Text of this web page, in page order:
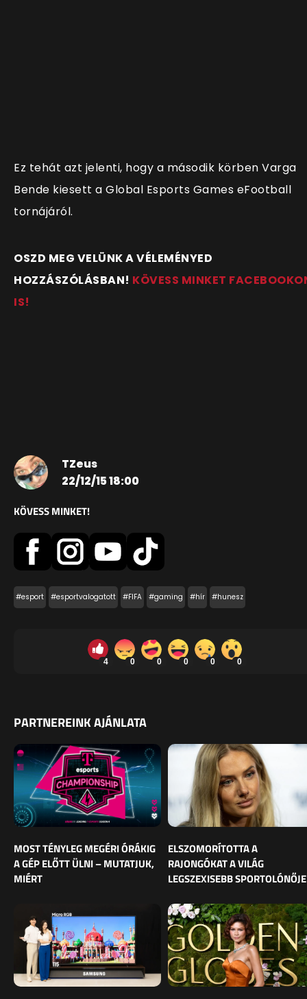
Ez tehát azt jelenti, hogy a második körben Varga
Bende kiesett a Global Esports Games eFootball
tornájáról.
OSZD MEG VELÜNK A VÉLEMÉNYED
HOZZÁSZÓLÁSBAN! KÖVESS MINKET
IS!
TZeus
22/12/15 18:00
KÖVESS MINKET!
#esport #esportvalogatott #FIFA #gaming #hír #hunesz
4 0 0 0 0 0
PARTNEREINK AJÁNLATA
MOST TÉNYLEG MEGÉRI ÓRÁKIG
A GÉP ELŐTT ÜLNI – MUTATJUK,
MIÉRT
ELSZOMORÍTOTTA A
RAJONGÓKAT A VILÁG
LEGSZEXISEBB SPORTOLÓNŐJE